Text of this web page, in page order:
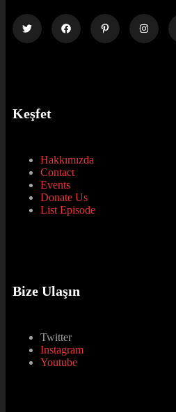
Keşfet
Hakkımızda
Contact
Events
Donate Us
List Episode
Bize Ulaşın
Twitter
Instagram
Youtube